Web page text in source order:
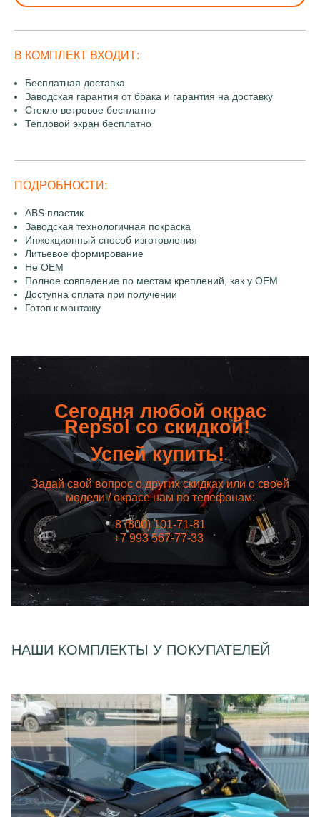
В КОМПЛЕКТ ВХОДИТ:
Бесплатная доставка
Заводская гарантия от брака и гарантия на доставку
Стекло ветровое бесплатно
Тепловой экран бесплатно
ПОДРОБНОСТИ:
ABS пластик
Заводская технологичная покраска
Инжекционный способ изготовления
Литьевое формирование
Не OEM
Полное совпадение по местам креплений, как у OEM
Доступна оплата при получении
Готов к монтажу
Сегодня любой окрас
Repsol со скидкой!
Успей купить!
Задай свой вопрос о других скидках или о своей
модели / окрасе нам по телефонам:
8 (800) 101-71-81
+7 993 567-77-33
НАШИ КОМПЛЕКТЫ У ПОКУПАТЕЛЕЙ